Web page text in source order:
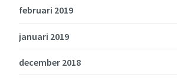
februari 2019
januari 2019
december 2018